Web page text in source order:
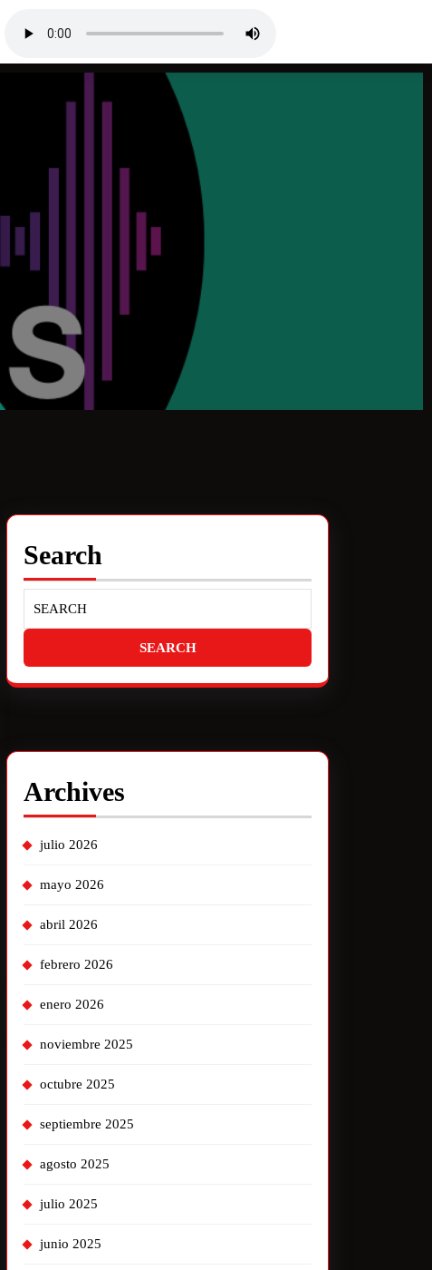
Search
Archives
julio 2026
mayo 2026
abril 2026
febrero 2026
enero 2026
noviembre 2025
octubre 2025
septiembre 2025
agosto 2025
julio 2025
junio 2025